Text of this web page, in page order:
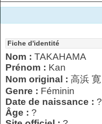
Fiche d'identité
Nom : TAKAHAMA
Prénom : Kan
Nom original : 高浜 寛
Genre : Féminin
Date de naissance : ?
Âge : ?